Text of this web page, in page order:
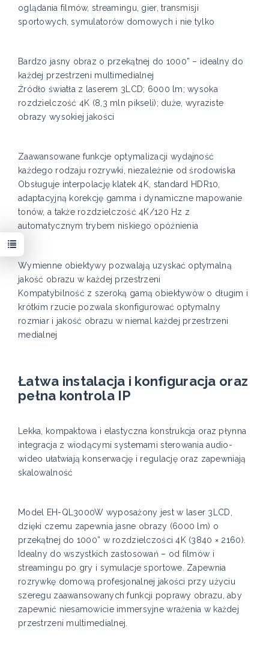
oglądania filmów, streamingu, gier, transmisji
sportowych, symulatorów domowych i nie tylko
Bardzo jasny obraz o przekątnej do 1000” – idealny do
każdej przestrzeni multimedialnej
Źródło światła z laserem 3LCD; 6000 lm; wysoka
rozdzielczość 4K (8,3 mln pikseli); duże, wyraziste
obrazy wysokiej jakości
Zaawansowane funkcje optymalizacji wydajność
każdego rodzaju rozrywki, niezależnie od środowiska
Obsługuje interpolację klatek 4K, standard HDR10,
adaptacyjną korekcję gamma i dynamiczne mapowanie
tonów, a także rozdzielczość 4K/120 Hz z
automatycznym trybem niskiego opóźnienia
Wymienne obiektywy pozwalają uzyskać optymalną
jakość obrazu w każdej przestrzeni
Kompatybilność z szeroką gamą obiektywów o długim i
krótkim rzucie pozwala skonfigurować optymalny
rozmiar i jakość obrazu w niemal każdej przestrzeni
medialnej
Łatwa instalacja i konfiguracja oraz
pełna kontrola IP
Lekka, kompaktowa i elastyczna konstrukcja oraz płynna
integracja z wiodącymi systemami sterowania audio-
wideo ułatwiają konserwację i regulację oraz zapewniają
skalowalność
Model EH-QL3000W wyposażony jest w laser 3LCD,
dzięki czemu zapewnia jasne obrazy (6000 lm) o
przekątnej do 1000” w rozdzielczości 4K (3840 × 2160).
Idealny do wszystkich zastosowań – od filmów i
streamingu po gry i symulacje sportowe. Zapewnia
rozrywkę domową profesjonalnej jakości przy użyciu
szeregu zaawansowanych funkcji poprawy obrazu, aby
zapewnić niesamowicie immersyjne wrażenia w każdej
przestrzeni multimedialnej.